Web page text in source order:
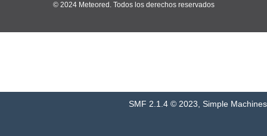
© 2024 Meteored. Todos los derechos reservados
SMF 2.1.4 © 2023 Simple Machines